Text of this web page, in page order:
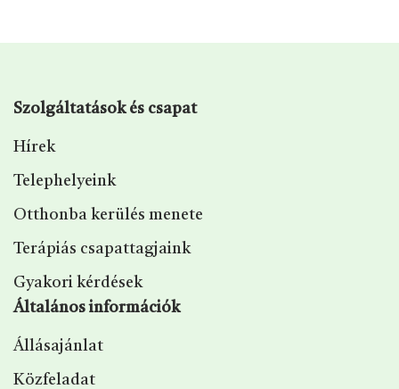
Szolgáltatások és csapat
Hírek
Telephelyeink
Otthonba kerülés menete
Terápiás csapattagjaink
Gyakori kérdések
Általános információk
Állásajánlat
Közfeladat